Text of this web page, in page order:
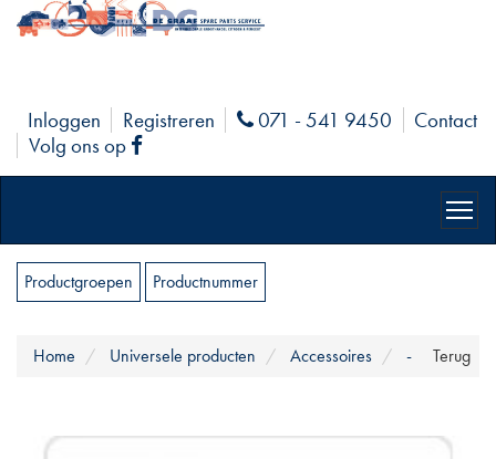
Inloggen Registreren Phone
071 - 541 9450
Contact
Volg ons op
Facebook
Productgroepen Productnummer
Terug
Home Universele producten Accessoires -